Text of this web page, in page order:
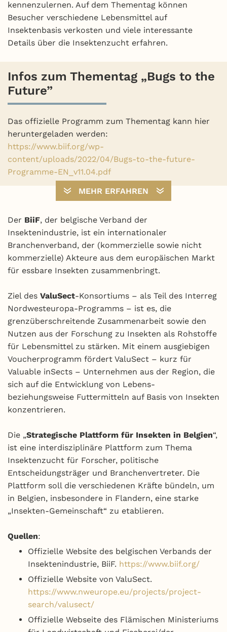
kennenzulernen. Auf dem Thementag können
Besucher verschiedene Lebensmittel auf
Insektenbasis verkosten und viele interessante
Details über die Insektenzucht erfahren.
Infos zum Thementag „Bugs to the
Future”
Das offizielle Programm zum Thementag kann hier
heruntergeladen werden:
https://www.biif.org/wp-
content/uploads/2022/04/Bugs-to-the-future-
Programme-EN_v11.04.pdf
MEHR ERFAHREN
Der BiiF, der belgische Verband der
Insektenindustrie, ist ein internationaler
Branchenverband, der (kommerzielle sowie nicht
kommerzielle) Akteure aus dem europäischen Markt
für essbare Insekten zusammenbringt.
Ziel des ValuSect-Konsortiums – als Teil des Interreg
Nordwesteuropa-Programms – ist es, die
grenzüberschreitende Zusammenarbeit sowie den
Nutzen aus der Forschung zu Insekten als Rohstoffe
für Lebensmittel zu stärken. Mit einem ausgiebigen
Voucherprogramm fördert ValuSect – kurz für
Valuable inSects – Unternehmen aus der Region, die
sich auf die Entwicklung von Lebens-
beziehungsweise Futtermitteln auf Basis von Insekten
konzentrieren.
Die „Strategische Plattform für Insekten in Belgien“,
ist eine interdisziplinäre Plattform zum Thema
Insektenzucht für Forscher, politische
Entscheidungsträger und Branchenvertreter. Die
Plattform soll die verschiedenen Kräfte bündeln, um
in Belgien, insbesondere in Flandern, eine starke
„Insekten-Gemeinschaft“ zu etablieren.
Quellen:
Offizielle Website des belgischen Verbands der
Insektenindustrie, BiiF. https://www.biif.org/
Offizielle Website von ValuSect.
https://www.nweurope.eu/projects/project-
search/valusect/
Offizielle Webseite des Flämischen Ministeriums